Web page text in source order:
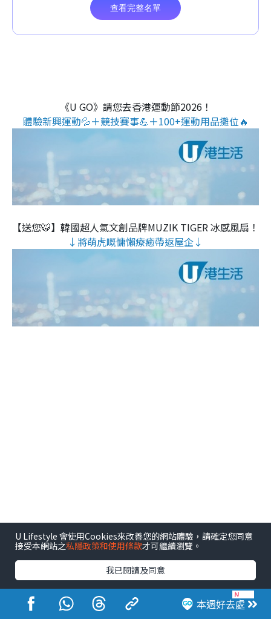
《U GO》請您去香港運動節2026！
體驗新興運動💦＋競技賽事💪＋100+運動用品攤位🔥
【送您🐯】韓國超人氣文創品牌MUZIK TIGER 冰感風扇！
↓將萌虎嘅慵懶療癒帶返屋企↓
本週好去處
U Lifestyle 會使用Cookies來改善您的網站體驗，請確定您同意
接受本網站之私隱政策和使用條款才可繼續瀏覽。
我已閱讀及同意